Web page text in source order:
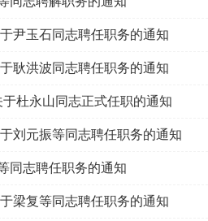
尹玉石同志聘任职务的通知
耿洪波同志聘任职务的通知
杜永山同志正式任职的通知
刘元振等同志聘任职务的通知
同志聘任职务的通知
梁复等同志聘任职务的通知